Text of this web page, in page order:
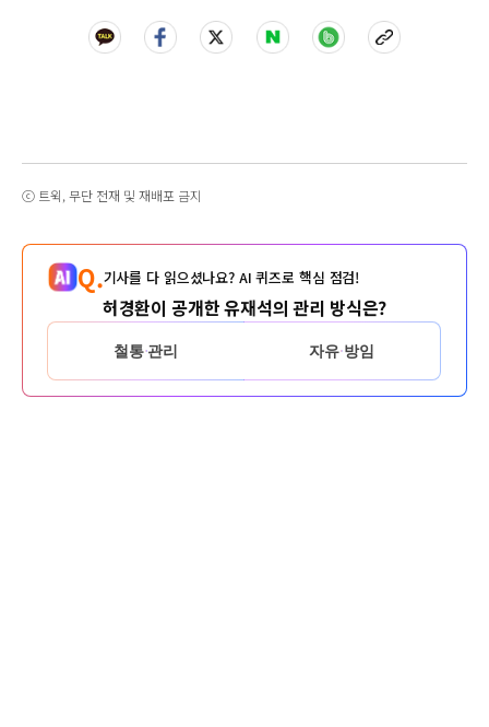
ⓒ 트윅, 무단 전재 및 재배포 금지
Q.기사를 다 읽으셨나요? AI 퀴즈로 핵심 점검!
허경환이 공개한 유재석의 관리 방식은?
철통 관리 자유 방임